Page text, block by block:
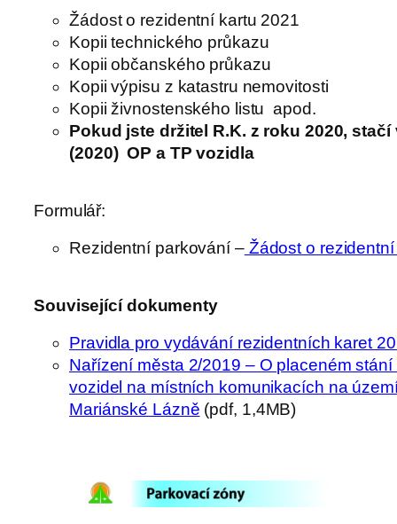
Žádost o rezidentní kartu 2021
Kopii technického průkazu
Kopii občanského průkazu
Kopii výpisu z katastru nemovitosti
Kopii živnostenského listu apod.
Pokud jste držitel R.K. z roku 2020, stačí
(2020) OP a TP vozidla
Formulář:
Rezidentní parkování –Žádost o rezidentní
Související dokumenty
Pravidla pro vydávání rezidentních karet
Nařízení města 2/2019 – O placeném
vozidel na místních komunikacích na
Mariánské Lázně (pdf, 1,4MB)